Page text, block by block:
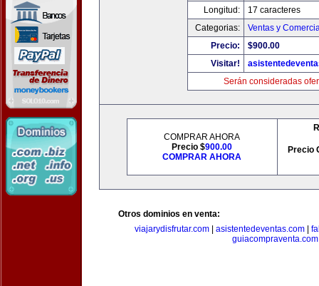
Longitud:
17 caracteres
Categorias:
Ventas y
Precio:
$900.00
Visitar!
Serán consideradas
COMPRAR AHORA
Precio $900.00
COMPRAR AHORA
Precio
Otros dominios en venta:
viajarydisfrutar.com| asistentedeventas.com|
guiacompraventa.com